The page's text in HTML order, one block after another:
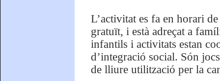
L’activitat es fa en horari
gratuït, i està adreçat a
infantils i activitats estan
d’integració social. Són
de lliure utilització per la